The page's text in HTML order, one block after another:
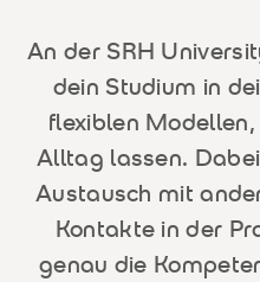
An der SRH
dein Studium in
flexiblen
Alltag lassen.
Austausch mit
Kontakte in der
genau die